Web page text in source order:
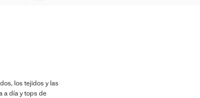
los tejidos y las
a día y tops de